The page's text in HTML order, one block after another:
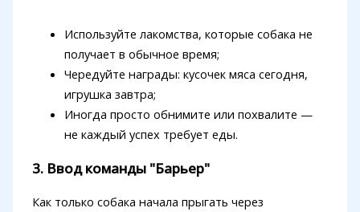
Используйте лакомства, которые собака не
получает в обычное время;
Чередуйте награды: кусочек мяса сегодня,
игрушка завтра;
Иногда просто обнимите или похвалите —
не каждый успех требует еды.
3. Ввод команды "Барьер"
Как только собака начала прыгать через